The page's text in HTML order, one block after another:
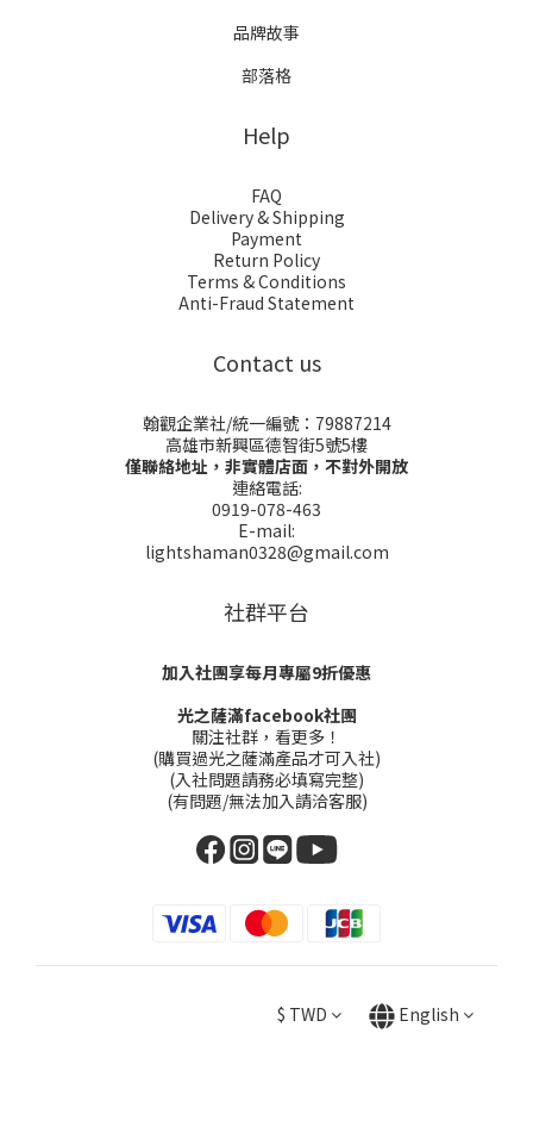
品牌故事
部落格
Help
FAQ
Delivery & Shipping
Payment
Return Policy
Terms & Conditions
Anti-Fraud Statement
Contact us
翰觀企業社/統一編號：79887214
高雄市新興區德智街5號5樓
僅聯絡地址，非實體店面，不對外開放
連絡電話:
0919-078-463
E-mail:
lightshaman0328@gmail.com
社群平台
加入社團享每月專屬9折優惠
光之薩滿facebook社團
關注社群，看更多！
(購買過光之薩滿產品才可入社)
(入社問題請務必填寫完整)
(有問題/無法加入請洽客服)
$ TWD English